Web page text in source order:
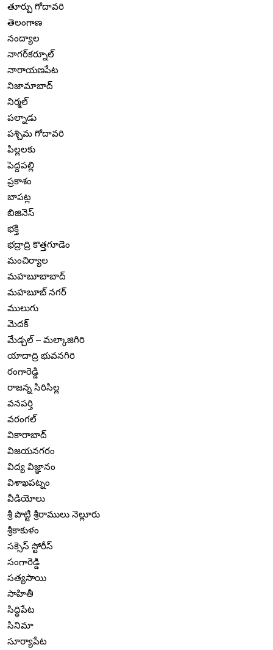
తూర్పు గోదావరి
తెలంగాణ
నంద్యాల
నాగర్‌కర్నూల్
నారాయణపేట
నిజామాబాద్
నిర్మల్
పల్నాడు
పశ్చిమ గోదావరి
పిల్లలకు
పెద్దపల్లి
ప్రకాశం
బాపట్ల
బిజినెస్
భక్తి
భద్రాద్రి కొత్తగూడెం
మంచిర్యాల
మహబూబాబాద్
మహబూబ్ నగర్
ములుగు
మెదక్
మేడ్చల్ – మల్కాజిగిరి
యాదాద్రి భువనగిరి
రంగారెడ్డి
రాజన్న సిరిసిల్ల
వనపర్తి
వరంగల్
వికారాబాద్
విజయనగరం
విద్య విజ్ఞానం
విశాఖపట్నం
వీడియోలు
శ్రీ పొట్టి శ్రీరాములు నెల్లూరు
శ్రీకాకుళం
సక్సెస్ స్టోరీస్
సంగారెడ్డి
సత్యసాయి
సాహితీ
సిద్ధిపేట
సినిమా
సూర్యాపేట